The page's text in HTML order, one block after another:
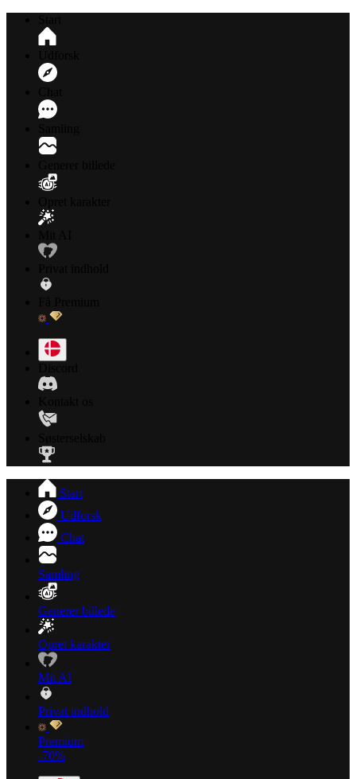
Start
Udforsk
Chat
Samling
Generer billede
Opret karakter
Mit AI
Privat indhold
Premium
-70%